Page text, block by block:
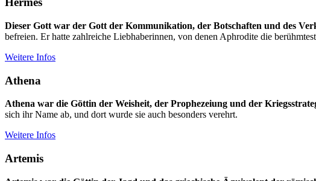
Dieser Gott war der Gott der Kommunikation, der Botschaften und des
befreien. Er hatte zahlreiche Liebhaberinnen, von denen Aphrodite die
Weitere Infos
Athena
Athena war die Göttin der Weisheit, der Prophezeiung und der
sich ihr Name ab, und dort wurde sie auch besonders verehrt.
Weitere Infos
Artemis